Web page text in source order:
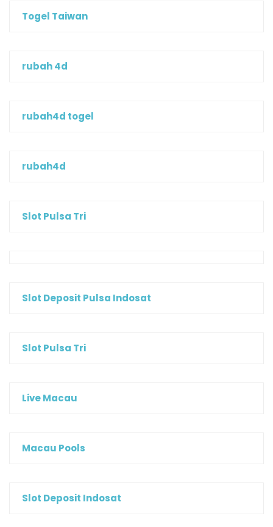
Togel Taiwan
rubah 4d
rubah4d togel
rubah4d
Slot Pulsa Tri
Slot Deposit Pulsa Indosat
Slot Pulsa Tri
Live Macau
Macau Pools
Slot Deposit Indosat